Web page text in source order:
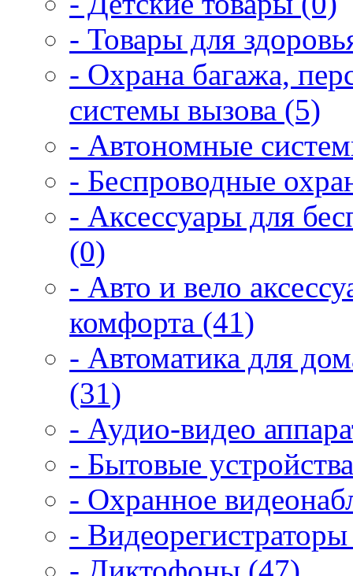
- Товары для
- Охрана багажа,
системы вызова (5)
- Автономные
- Беспроводные
- Аксессуары для
(0)
- Авто и вело
комфорта (41)
- Автоматика для
(31)
- Аудио-видео
- Бытовые
- Охранное
-